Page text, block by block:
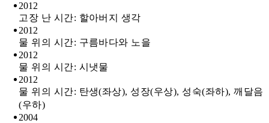
2012
고장 난 시간: 할아버지 생각
2012
물 위의 시간: 구름바다와 노을
2012
물 위의 시간: 시냇물
2012
물 위의 시간: 탄생(좌상), 성장(우상), 성숙(좌하), 깨달음
(우하)
2004